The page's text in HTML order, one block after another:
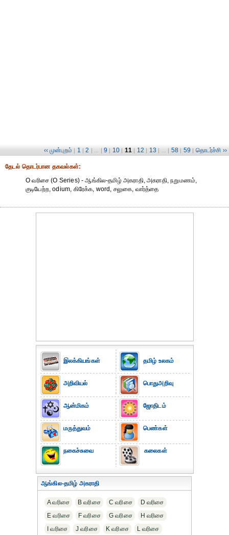
‹‹ முன்புறம் | 1 | 2 | ... | 9 | 10 | 11 | 12 | 13 | ... | 58 | 59 | தொடர்ச்சி ››
தேட‌ல் தொட‌ர்பான தகவ‌ல்க‌ள்:
O வரிசை (O Series) - ஆங்கில-தமிழ் அகராதி, அகராதி, நறுமணம்,
குடியேற்ற, odium, கிரேக்க, word, சலுகை, வார்த்தை
இலக்கியங்கள்
அறிவியல்
ஆன்மிகம்
மருத்துவம்
நகைச்சுவை
தமிழ் உலகம்
பொதுஅறிவு
ஜோதிடம்
பெண்கள்
கலைகள்
ஆங்கில-தமிழ் அகராதி
A வரிசை B வரிசை C வரிசை
D வரிசை
E வரிசை
F வரிசை G வரிசை
H வரிசை
I வரிசை
J வரிசை K வரிசை L வரிசை